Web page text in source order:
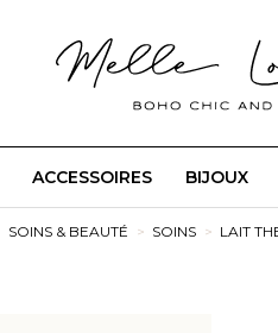
ACCESSOIRES BIJOUX
SOINS & BEAUTÉ SOINS LAIT